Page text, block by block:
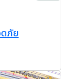
ภัย